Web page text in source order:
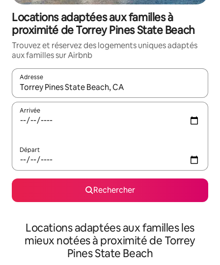
Locations adaptées aux familles à
proximité de Torrey Pines State Beach
Trouvez et réservez des logements uniques adaptés
aux familles sur Airbnb
Adresse
Lorsque les résultats s'affichent, utilisez les flèches vers le
Arrivée
Départ
Rechercher
Locations adaptées aux familles les
mieux notées à proximité de Torrey
Pines State Beach